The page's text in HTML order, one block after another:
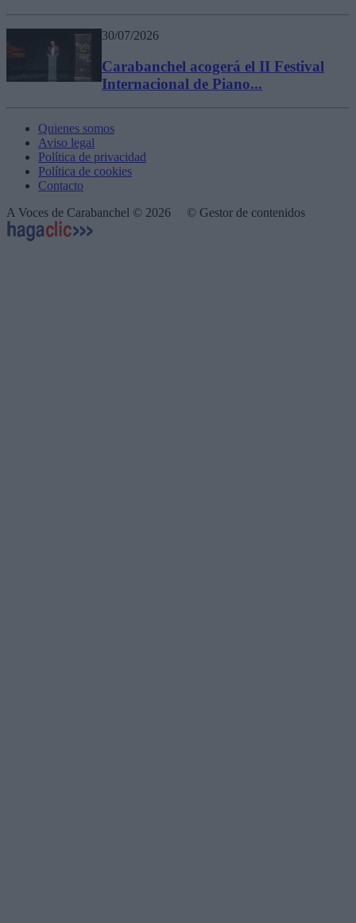
30/07/2026
Carabanchel acogerá el II Festival
Internacional de Piano...
Quienes somos
Aviso legal
Política de privacidad
Política de cookies
Contacto
A Voces de Carabanchel © 2026 © Gestor de contenidos